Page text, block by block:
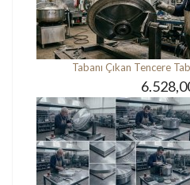
Tabanı Çıkan Tencere